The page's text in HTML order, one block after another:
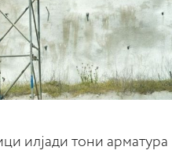
илјади тони арматура